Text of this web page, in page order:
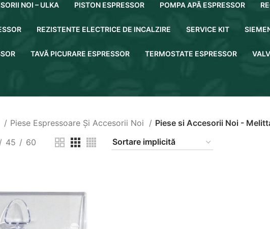
NOI – ULKA PISTON ESPRESSOR POMPA APĂ ESPRESSOR
REZISTENTE ELECTRICE DE INCALZIRE SERVICE KIT
TAVĂ PICURARE ESPRESSOR TERMOSTATE ESPRESSOR
Piese Espressoare Și Accesorii Noi
Piese si Accesorii Noi -
45 60